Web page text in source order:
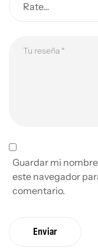
Guardar mi
este navegador
comentario.
Enviar